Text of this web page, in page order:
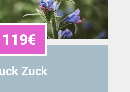
119€
Zuck